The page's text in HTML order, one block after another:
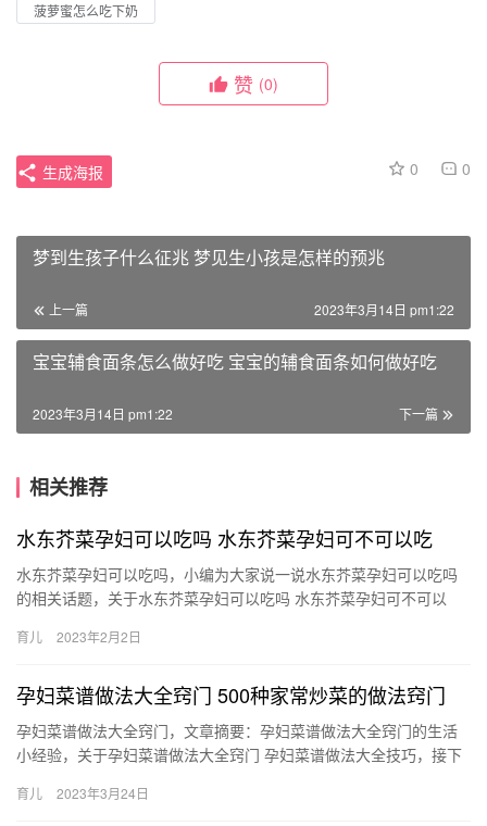
菠萝蜜怎么吃下奶
赞 (0)
0 0
生成海报
梦到生孩子什么征兆 梦见生小孩是怎样的预兆
上一篇 2023年3月14日 pm1:22
宝宝辅食面条怎么做好吃 宝宝的辅食面条如何做好吃
下一篇
2023年3月14日 pm1:22
相关推荐
水东芥菜孕妇可以吃吗 水东芥菜孕妇可不可以吃
水东芥菜孕妇可以吃吗，小编为大家说一说水东芥菜孕妇可以吃吗
的相关话题，关于水东芥菜孕妇可以吃吗 水东芥菜孕妇可不可以
…
育儿 2023年2月2日
孕妇菜谱做法大全窍门 500种家常炒菜的做法窍门
孕妇菜谱做法大全窍门，文章摘要：孕妇菜谱做法大全窍门的生活
小经验，关于孕妇菜谱做法大全窍门 孕妇菜谱做法大全技巧，接下
育儿 2023年3月24日